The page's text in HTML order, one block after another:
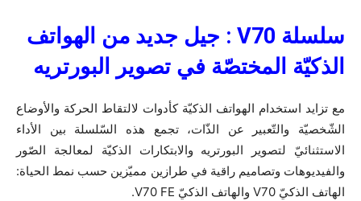
سلسلة V70
: جيل جديد من الهواتف
الذكيّة المختصّة في تصوير البورتريه
مع تزايد استخدام الهواتف الذكيّة كأدوات لالتقاط الحركة والأوضاع
الشّخصيّة والتّعبير عن الذّات، تجمع هذه السّلسلة بين الأداء
الاستثنائيّ لتصوير البورتريه والابتكارات الذكيّة لمعالجة الصّور
والفيديوهات وتصاميم راقية في طرازين مميّزين حسب نمط الحياة:
الهاتف الذكيّ V70 والهاتف الذكيّ V70 FE.